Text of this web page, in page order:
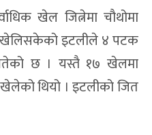
खेल जित्नेमा चौथोमा
खेलिसकेको इटलीले ४ पटक
छ । यस्तै १७ खेलमा
थियो । इटलीको जित